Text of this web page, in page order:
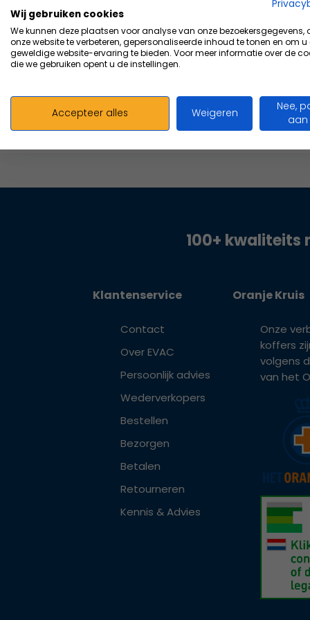
Vergelijk
46,92Excl.
100+ kwaliteits
Klantenservice
Contact
Over EVAC
Persoonlijk advies
Wederverkopers
Bestellen
Bezorgen
Betalen
Retourneren
Kennis & Advies
Oranje Kruis
Onze
koffers
volgens
van het
Wij gebruiken cookies
We kunnen deze plaatsen voor analyse van onze bezoekersgegevens,
onze website te verbeteren, gepersonaliseerde inhoud te tonen en om u
geweldige website-ervaring te bieden. Voor meer informatie over de
die we gebruiken opent u de instellingen.
Accepteer alles Weigeren
Nee,
aan